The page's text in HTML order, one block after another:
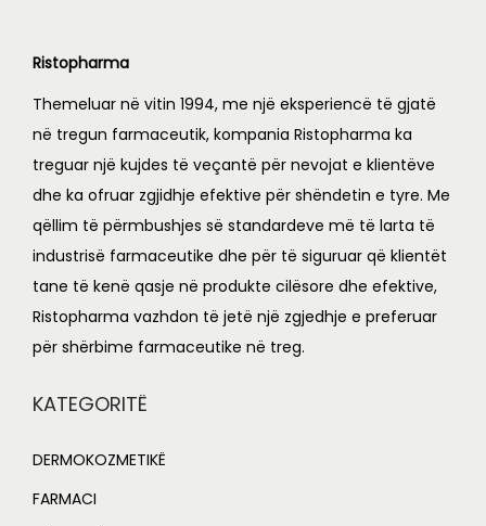
Ristopharma
Themeluar në vitin 1994, me një eksperiencë të gjatë
në tregun farmaceutik, kompania Ristopharma ka
treguar një kujdes të veçantë për nevojat e klientëve
dhe ka ofruar zgjidhje efektive për shëndetin e tyre. Me
qëllim të përmbushjes së standardeve më të larta të
industrisë farmaceutike dhe për të siguruar që klientët
tane të kenë qasje në produkte cilësore dhe efektive,
Ristopharma vazhdon të jetë një zgjedhje e preferuar
për shërbime farmaceutike në treg.
KATEGORITË
DERMOKOZMETIKË
FARMACI